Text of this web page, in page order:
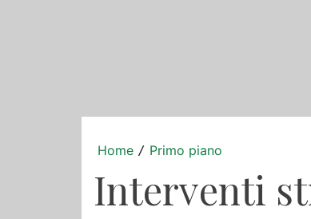
Home / Primo piano
Interventi